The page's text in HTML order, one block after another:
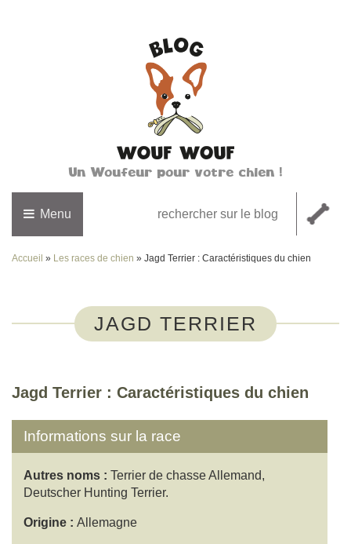
Un Woufeur pour votre chien !
Menu
Accueil » Les races de chien » Jagd Terrier : Caractéristiques du chien
JAGD TERRIER
Jagd Terrier : Caractéristiques du chien
Informations sur la race
Autres noms : Terrier de chasse Allemand,
Deutscher Hunting Terrier.
Origine : Allemagne